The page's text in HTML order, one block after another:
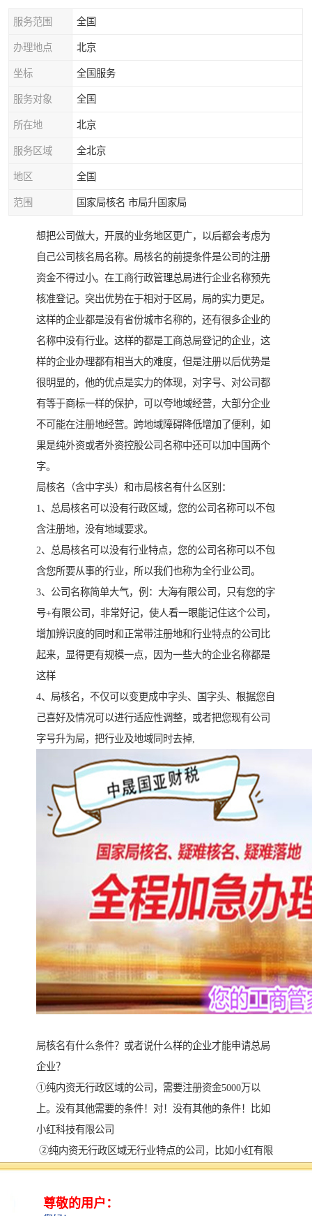
服务范围 全国
办理地点 北京
坐标 全国服务
服务对象 全国
所在地 北京
服务区域 全北京
地区 全国
范围 国家局核名 市局升国家局
想把公司做大，开展的业务地区更广，以后都会考虑为
自己公司核名局名称。局核名的前提条件是公司的注册
资金不得过小。在工商行政管理总局进行企业名称预先
核准登记。突出优势在于相对于区局，局的实力更足。
这样的企业都是没有省份城市名称的，还有很多企业的
名称中没有行业。这样的都是工商总局登记的企业，这
样的企业办理都有相当大的难度，但是注册以后优势是
很明显的，他的优点是实力的体现，对字号、对公司都
有等于商标一样的保护，可以夸地域经营，大部分企业
不可能在注册地经营。跨地域障碍降低增加了便利，如
果是纯外资或者外资控股公司名称中还可以加中国两个
字。
局核名（含中字头）和市局核名有什么区别：
1、总局核名可以没有行政区域，您的公司名称可以不包
含注册地，没有地域要求。
2、总局核名可以没有行业特点，您的公司名称可以不包
含您所要从事的行业，所以我们也称为全行业公司。
3、公司名称简单大气，例：大海有限公司，只有您的字
号+有限公司，非常好记，使人看一眼能记住这个公司，
增加辨识度的同时和正常带注册地和行业特点的公司比
起来，显得更有规模一点，因为一些大的企业名称都是
这样
4、局核名，不仅可以变更成中字头、国字头、根据您自
己喜好及情况可以进行适应性调整，或者把您现有公司
字号升为局，把行业及地域同时去掉,
局核名有什么条件？或者说什么样的企业才能申请总局
企业？
①纯内资无行政区域的公司，需要注册资金5000万以
上。没有其他需要的条件！对！没有其他的条件！比如
小红科技有限公司
②纯内资无行政区域无行业特点的公司，比如小红有限
公司，注册资金1亿以上。经营范围需要夸国民经济行业
③纯外资或者外资控股公司。注册资金跟上述两点是一